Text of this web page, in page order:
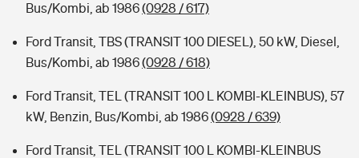
Bus/Kombi, ab 1986(0928 / 617)
Ford Transit, TBS (TRANSIT 100 DIESEL), 50 kW, Diesel,
Bus/Kombi, ab 1986(0928 / 618)
Ford Transit, TEL (TRANSIT 100 L KOMBI-KLEINBUS), 57
kW, Benzin, Bus/Kombi, ab 1986(0928 / 639)
Ford Transit, TEL (TRANSIT 100 L KOMBI-KLEINBUS